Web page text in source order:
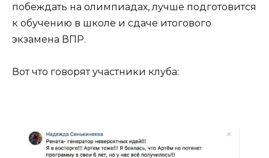
побеждать на олимпиадах, лучше подготовится
к обучению в школе и сдаче итогового
экзамена ВПР.
Вот что говорят участники клуба: